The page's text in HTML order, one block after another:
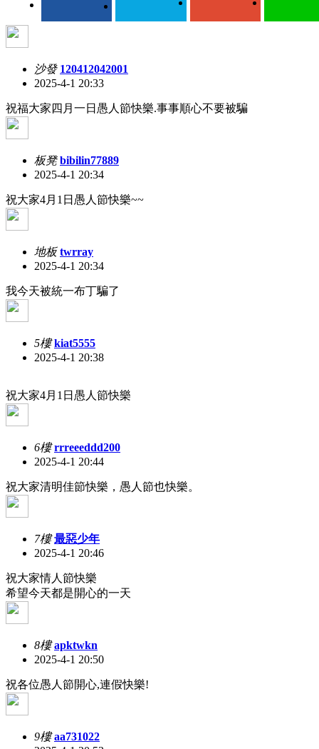
沙發 120412042001
2025-4-1 20:33
祝福大家四月一日愚人節快樂.事事順心不要被騙
板凳 bibilin77889
2025-4-1 20:34
祝大家4月1日愚人節快樂~~
地板 twrray
2025-4-1 20:34
我今天被統一布丁騙了
5樓 kiat5555
2025-4-1 20:38
祝大家4月1日愚人節快樂
6樓 rrreeeddd200
2025-4-1 20:44
祝大家清明佳節快樂，愚人節也快樂。
7樓 最惡少年
2025-4-1 20:46
祝大家情人節快樂
希望今天都是開心的一天
8樓 apktwkn
2025-4-1 20:50
祝各位愚人節開心,連假快樂!
9樓 aa731022